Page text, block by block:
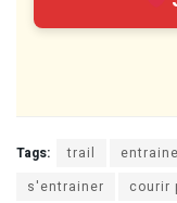
Tags: trail
s'entrainer
courir